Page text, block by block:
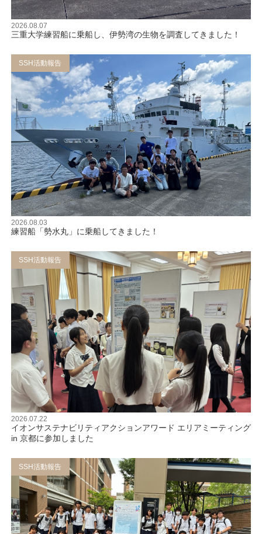
2026.08.07
三重大学練習船に乗船し、伊勢湾の生物を調査してきました！
SSH活動報告
2026.08.03
練習船「勢水丸」に乗船してきました！
SSH活動報告
2026.07.22
イオンサステナビリティアクションアワード エリアミーティング
in 京都に参加しました
SSH活動報告